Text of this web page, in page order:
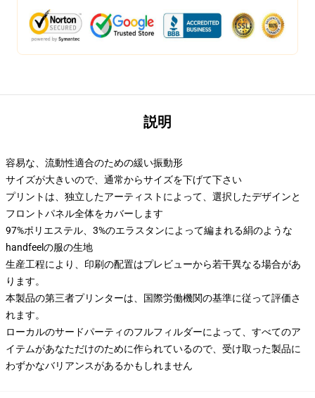
説明
容易な、流動性適合のための緩い振動形
サイズが大きいので、通常からサイズを下げて下さい
プリントは、独立したアーティストによって、選択したデザインと
フロントパネル全体をカバーします
97%ポリエステル、3%のエラスタンによって編まれる絹のような
handfeelの服の生地
生産工程により、印刷の配置はプレビューから若干異なる場合があ
ります。
本製品の第三者プリンターは、国際労働機関の基準に従って評価さ
れます。
ローカルのサードパーティのフルフィルダーによって、すべてのア
イテムがあなただけのために作られているので、受け取った製品に
わずかなバリアンスがあるかもしれません